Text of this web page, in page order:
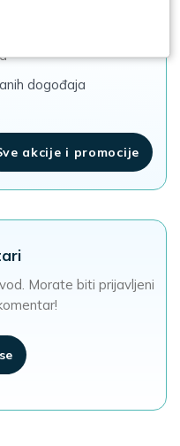
Morate biti prijavljeni
dogođaja
akcije i promocije